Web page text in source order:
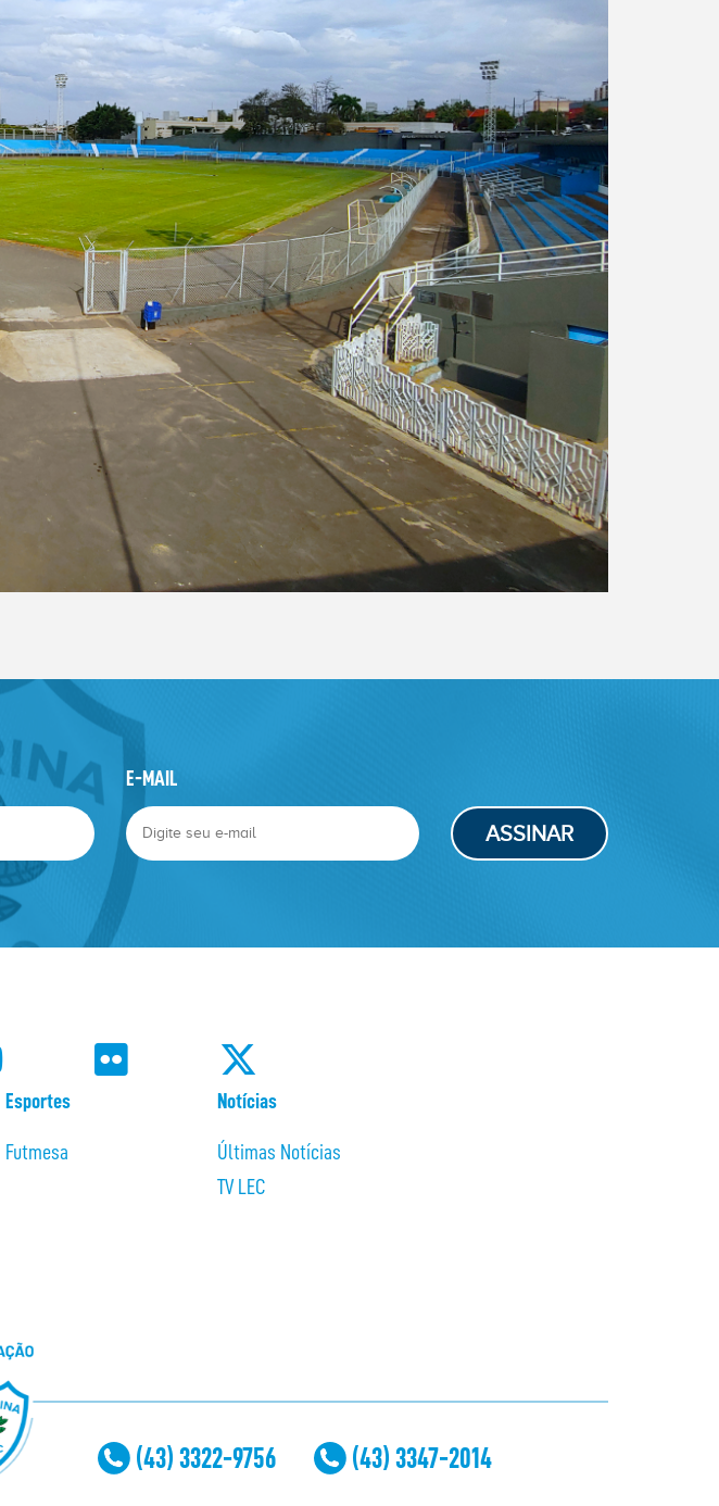
E-MAIL
ASSINAR
Esportes
Futmesa
Notícias
Últimas Notícias
TV LEC
(43) 3322-9756 (43) 3347-2014